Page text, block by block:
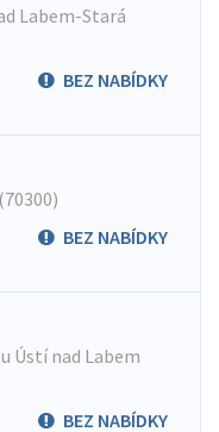
Labem-Stará
BEZ NABÍDKY
BEZ NABÍDKY
Ústí nad Labem
BEZ NABÍDKY